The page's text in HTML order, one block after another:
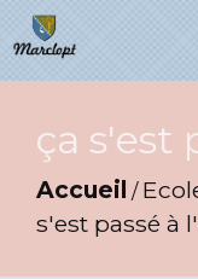
ça s'est
Accueil /
s'est passé à